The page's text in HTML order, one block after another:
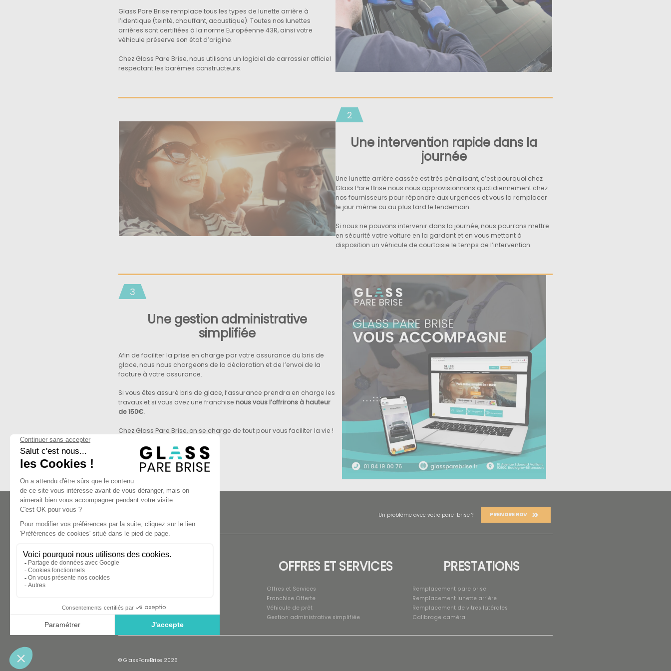
Glass Pare Brise remplace tous les types de lunette arrière à
l’identique (teinté, chauffant, acoustique). Toutes nos lunettes
arrières sont certifiées à la norme Européenne 43R, ainsi votre
véhicule préserve son état d’origine.
Chez Glass Pare Brise, nous utilisons un logiciel de carrossier officiel
respectant les barèmes constructeurs.
2
Une intervention rapide dans la
journée
Une lunette arrière cassée est très pénalisant, c’est pourquoi chez
Glass Pare Brise nous nous approvisionnons quotidiennement chez
nos fournisseurs pour répondre aux urgences et vous la remplacer
le jour même ou au plus tard le lendemain.
Si nous ne pouvons intervenir dans la journée, nous pourrons mettre
en sécurité votre voiture en la gardant et en vous mettant à
disposition un véhicule de courtoisie le temps de l’intervention.
3
Une gestion administrative
simplifiée
Afin de faciliter la prise en charge par votre assurance du bris de
glace, nous nous chargeons de la déclaration et de l’envoi de la
facture à votre assurance.
Si vous êtes assuré bris de glace, l’assurance prendra en charge les
travaux et si vous avez une franchise nous vous l’offrirons à hauteur
de 150€.
Chez Glass Pare Brise, on se charge de tout pour vous faciliter la vie !
Un problème avec votre pare-brise ? PRENDRE RDV
FAQ
OFFRES ET SERVICES
Offres et Services
Franchise Offerte
Véhicule de prêt
Gestion administrative simplifiée
PRESTATIONS
Remplacement pare brise
Remplacement lunette arrière
Remplacement de vitres latérales
Calibrage caméra
© GlassPareBrise 2026